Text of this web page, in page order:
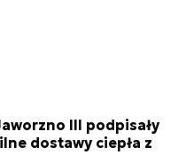
III podpisały
dostawy ciepła z